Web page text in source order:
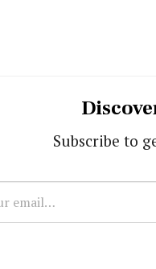
Subscribe to